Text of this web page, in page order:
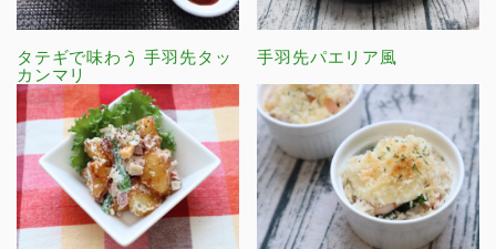
タテギで味わう 手羽先タッ
カンマリ
手羽先パエリア風